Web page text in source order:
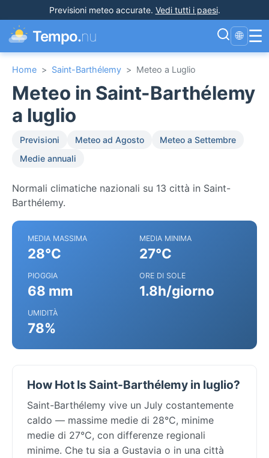
Previsioni meteo accurate. Vedi tutti i paesi.
Tempo.nu 🌐 ☰
Home > Saint-Barthélemy > Meteo a Luglio
Meteo in Saint-Barthélemy
a luglio
Previsioni Meteo ad Agosto
Meteo a Settembre
Medie annuali
Normali climatiche nazionali su 13 città in Saint-
Barthélemy.
MEDIA MASSIMA
28°C
MEDIA MINIMA
27°C
PIOGGIA
68 mm
ORE DI SOLE
1.8h/giorno
UMIDITÀ
78%
How Hot Is Saint-Barthélemy in luglio?
Saint-Barthélemy vive un July costantemente
caldo — massime medie di 28°C, minime
medie di 27°C, con differenze regionali
minime. Che tu sia a Gustavia o in una città